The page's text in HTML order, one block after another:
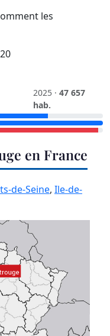
les
2025 · 47 657
hab.
en France
de-Seine, Ile-de-